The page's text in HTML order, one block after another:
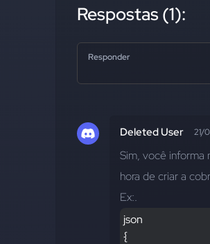
Respostas (1):
Responder
Deleted User 21/
Sim, você informa
hora de criar a
Ex:.
json
{